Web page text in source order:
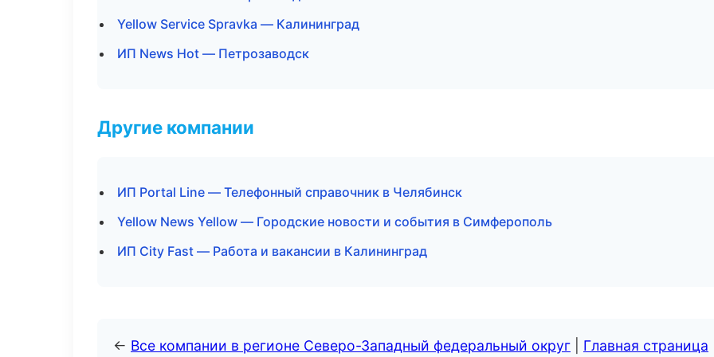
Yellow Service Spravka — Калининград
ИП News Hot — Петрозаводск
Другие компании
ИП Portal Line — Телефонный справочник в Челябинск
Yellow News Yellow — Городские новости и события в Симферополь
ИП City Fast — Работа и вакансии в Калининград
← Все компании в регионе Северо-Западный федеральный округ Главная страница